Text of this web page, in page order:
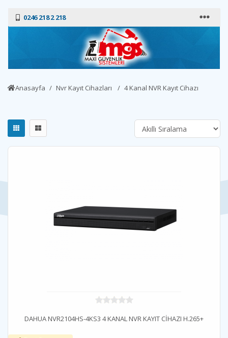
0246 218 2 218
Anasayfa Nvr Kayıt Cihazları 4 Kanal NVR Kayıt Cihazı
DAHUA NVR2104HS-4KS3 4 KANAL NVR KAYIT CİHAZI H.265+